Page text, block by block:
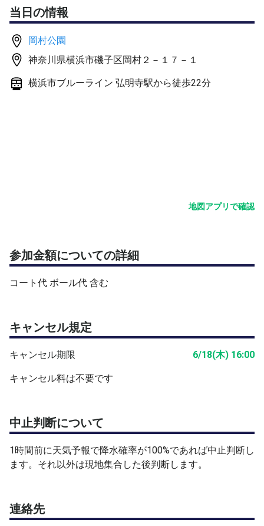
磯子区岡村2-17-1
TEL 045-751-4375
磯子駅または根岸駅から
市バス9.78.133系統で岡村天神下車徒歩5分
コートは砂入り人工芝コートですので
磯子区テニス協会テニススクール校長
横浜市テニス協会テニス教室指導員
橘テニスアカデミー
松原テニススクール
横浜市内中学・高校外部コーチ
エミリオサンチェスアカデミー バルセロナ
注意事項
*テニスシューズ（運動靴）を準備して下さい。
*準備運動、整理運動を必ず行って下さい。
★疲れたら無理をせず休んで下さい。
*水分補給を適宜行って下さい。
＊事故防止のため、練習中や試合中はコートを横切ら
＊ボール拾いは積極的に行うようにして下さい。
*けが・障害等の責任は負いかねますので、各自で注意
当日の情報
岡村公園
神奈川県横浜市磯子区岡村２－１７－１
横浜市ブルーライン 弘明寺駅から徒歩22分
地図アプリで確認
参加金額についての詳細
コート代 ボール代 含む
キャンセル規定
キャンセル期限 6/18(木) 16:00
キャンセル料は不要です
中止判断について
1時間前に天気予報で降水確率が100%であれば中止判断し
ます。それ以外は現地集合した後判断します。
連絡先